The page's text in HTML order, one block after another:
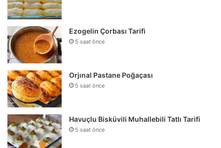
Ezogelin Çorbası Tarifi
5 saat önce
Orjınal Pastane Poğaçası
5 saat önce
Havuçlu Bisküvili Muhallebili Tatlı Tarifi
5 saat önce